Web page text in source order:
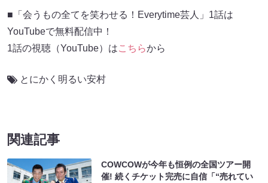
■「会うもの全てを笑わせる！Everytime芸人」1話は
YouTubeで無料配信中！
1話の視聴（YouTube）はこちらから
とにかく明るい安村
関連記事
COWCOWが今年も恒例の全国ツアー開
催! 続くチケット完売に自信「“売れてい